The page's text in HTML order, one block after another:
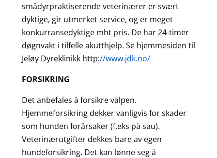
smådyrpraktiserende veterinærer er svært
dyktige, gir utmerket service, og er meget
konkurransedyktige mht pris. De har 24-timer
døgnvakt i tilfelle akutthjelp. Se hjemmesiden til
Jeløy Dyreklinikk http://www.jdk.no/
FORSIKRING
Det anbefales å forsikre valpen.
Hjemmeforsikring dekker vanligvis for skader
som hunden forårsaker (f.eks på sau).
Veterinærutgifter dekkes bare av egen
hundeforsikring. Det kan lønne seg å